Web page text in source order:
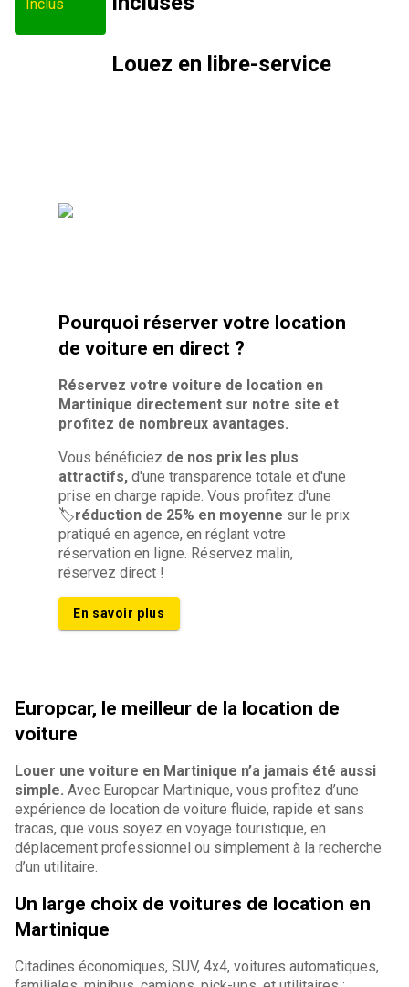
Inclus
Louez en libre-service
Pourquoi réserver votre location
de voiture en direct ?
Réservez votre voiture de location en
Martinique directement sur notre site et
profitez de nombreux avantages.
Vous bénéficiez de nos prix les plus
attractifs, d'une transparence totale et d'une
prise en charge rapide. Vous profitez d'une
🏷️réduction de 25% en moyenne sur le prix
pratiqué en agence, en réglant votre
réservation en ligne. Réservez malin,
réservez direct !
En savoir plus
Europcar, le meilleur de la location de
voiture
Louer une voiture en Martinique n’a jamais été aussi
simple. Avec Europcar Martinique, vous profitez d’une
expérience de location de voiture fluide, rapide et sans
tracas, que vous soyez en voyage touristique, en
déplacement professionnel ou simplement à la recherche
d’un utilitaire.
Un large choix de voitures de location en
Martinique
Citadines économiques, SUV, 4x4, voitures automatiques,